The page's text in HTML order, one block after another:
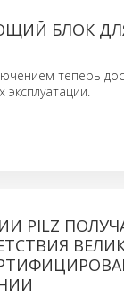
БЛОК
теперь
PILZ